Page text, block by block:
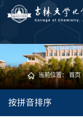
当前位置：首页
按拼音排序